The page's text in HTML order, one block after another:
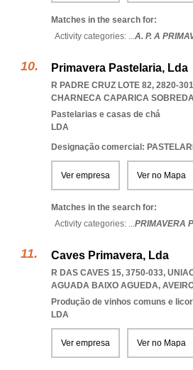
Matches in the search for:
Activity categories: ...A. P. A
Primavera Pastelaria, Lda
R PADRE CRUZ LOTE 82, 2820-301
CHARNECA CAPARICA
Pastelarias e casas de chá
LDA
Designação comercial:
Ver empresa Ver no Mapa
Matches in the search for:
Activity categories: ...PRIMAVERA
Caves Primavera, Lda
R DAS CAVES 15, 3750-033,
AGUADA BAIXO AGUEDA,
Produção de vinhos comuns e
LDA
Ver empresa Ver no Mapa